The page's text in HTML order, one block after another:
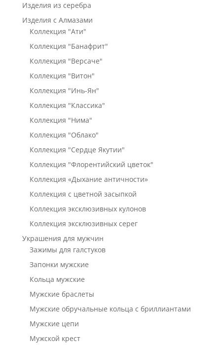
Изделия из серебра
Изделия с Алмазами
Коллекция "Ати"
Коллекция "Банафрит"
Коллекция "Версаче"
Коллекция "Витон"
Коллекция "Инь-Ян"
Коллекция "Классика"
Коллекция "Нима"
Коллекция "Облако"
Коллекция "Сердце Якутии"
Коллекция "Флорентийский цветок"
Коллекция «Дыхание античности»
Коллекция с цветной засыпкой
Коллекция эксклюзивных кулонов
Коллекция эксклюзивных серег
Украшения для мужчин
Зажимы для галстуков
Запонки мужские
Кольца мужские
Мужские браслеты
Мужские обручальные кольца с бриллиантами
Мужские цепи
Мужской крест